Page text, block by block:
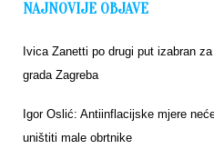
NAJNOVIJE OBJAVE
Ivica Zanetti po drugi put izabran
grada Zagreba
Igor Oslić: Antiinflacijske mjere
uništiti male obrtnike